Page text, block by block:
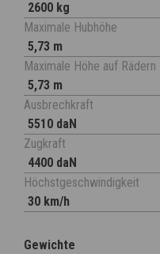
2600 kg
Maximale Hubhöhe
5,73 m
Maximale Höhe auf Rädern
5,73 m
Ausbrechkraft
5510 daN
Zugkraft
4400 daN
Höchstgeschwindigkeit
30 km/h
Gewichte